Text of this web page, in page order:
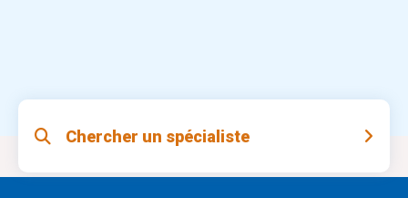
Chercher un spécialiste